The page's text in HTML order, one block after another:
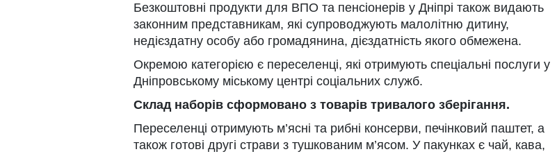
Безкоштовні продукти для ВПО та пенсіонерів у Дніпрі також видають
законним представникам, які супроводжують малолітню дитину,
недієздатну особу або громадянина, дієздатність якого обмежена.
Окремою категорією є переселенці, які отримують спеціальні послуги у
Дніпровському міському центрі соціальних служб.
Склад наборів сформовано з товарів тривалого зберігання.
Переселенці отримують м’ясні та рибні консерви, печінковий паштет, а
також готові другі страви з тушкованим м’ясом. У пакунках є чай, кава,